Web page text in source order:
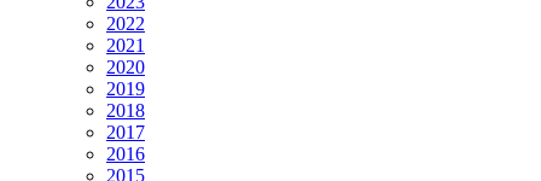
2022
2021
2020
2019
2018
2017
2016
2015